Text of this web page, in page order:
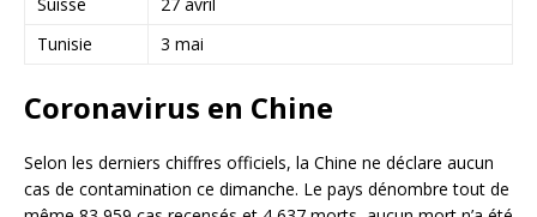
Suisse
27 avril
Tunisie
3 mai
Coronavirus en Chine
Selon les derniers chiffres officiels, la Chine ne déclare aucun
cas de contamination ce dimanche. Le pays dénombre tout de